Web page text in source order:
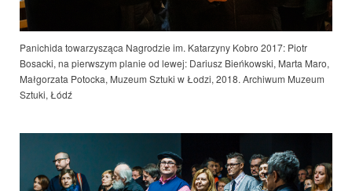
Panichida towarzysząca Nagrodzie im. Katarzyny Kobro 2017: Piotr
Bosacki, na pierwszym planie od lewej: Dariusz Bieńkowski, Marta Maro,
Małgorzata Potocka, Muzeum Sztuki w Łodzi, 2018. Archiwum Muzeum
Sztuki, Łódź